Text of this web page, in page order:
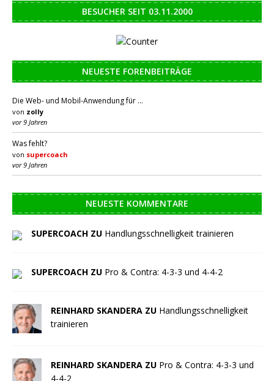
BESUCHER SEIT 03.11.2000
NEUESTE FORENBEITRÄGE
Die Web- und Mobil-Anwendung für …
von zolly
vor 9 Jahren
Was fehlt?
von supercoach
vor 9 Jahren
NEUESTE KOMMENTARE
SUPERCOACH ZU Handlungsschnelligkeit trainieren
SUPERCOACH ZU Pro & Contra: 4-3-3 und 4-4-2
REINHARD SKANDERA ZU Handlungsschnelligkeit
trainieren
REINHARD SKANDERA ZU Pro & Contra: 4-3-3 und
4-4-2